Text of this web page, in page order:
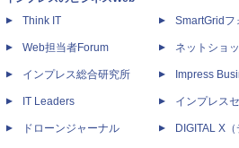
Think IT
Web担当者Forum
インプレス総合研究所
IT Leaders
ドローンジャーナル
SmartGridフ
ネットショ
Impress
インプレス
DIGITAL X（